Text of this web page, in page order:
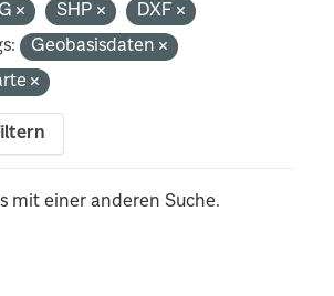
SHP
DXF
Geobasisdaten
mit einer anderen Suche.